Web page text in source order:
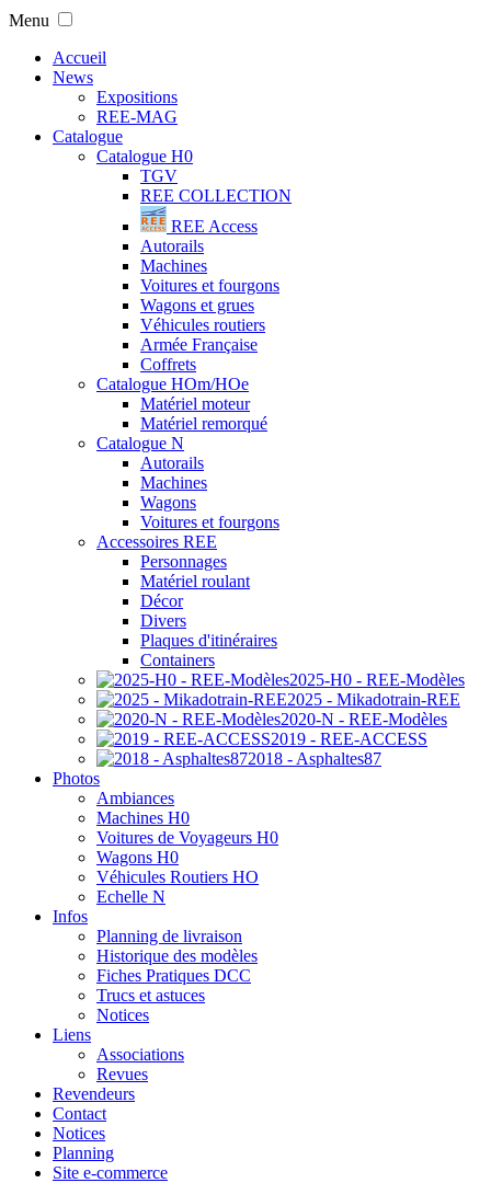
Menu
Accueil
News
Expositions
REE-MAG
Catalogue
Catalogue H0
TGV
REE COLLECTION
REE Access
Autorails
Machines
Voitures et fourgons
Wagons et grues
Véhicules routiers
Armée Française
Coffrets
Catalogue HOm/HOe
Matériel moteur
Matériel remorqué
Catalogue N
Autorails
Machines
Wagons
Voitures et fourgons
Accessoires REE
Personnages
Matériel roulant
Décor
Divers
Plaques d'itinéraires
Containers
2025-H0 - REE-Modèles
2025 - Mikadotrain-REE
2020-N - REE-Modèles
2019 - REE-ACCESS
2018 - Asphaltes87
Photos
Ambiances
Machines H0
Voitures de Voyageurs H0
Wagons H0
Véhicules Routiers HO
Echelle N
Infos
Planning de livraison
Historique des modèles
Fiches Pratiques DCC
Trucs et astuces
Notices
Liens
Associations
Revues
Revendeurs
Contact
Notices
Planning
Site e-commerce